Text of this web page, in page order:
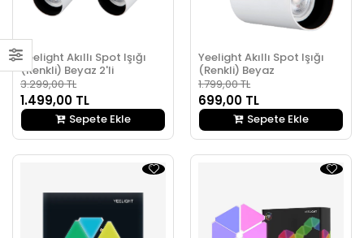
Yeelight Akıllı Spot Işığı
(Renkli) Beyaz 2'li
3.299,00 TL
1.499,00 TL
Sepete Ekle
Yeelight Akıllı Spot Işığı
(Renkli) Beyaz
1.799,00 TL
699,00 TL
Sepete Ekle